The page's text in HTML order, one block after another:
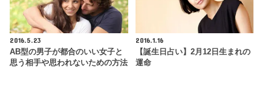
2016.5.23
AB型の男子が都合のいい女子と
思う相手や思われないための方法
2016.1.16
【誕生日占い】2月12日生まれの
運命